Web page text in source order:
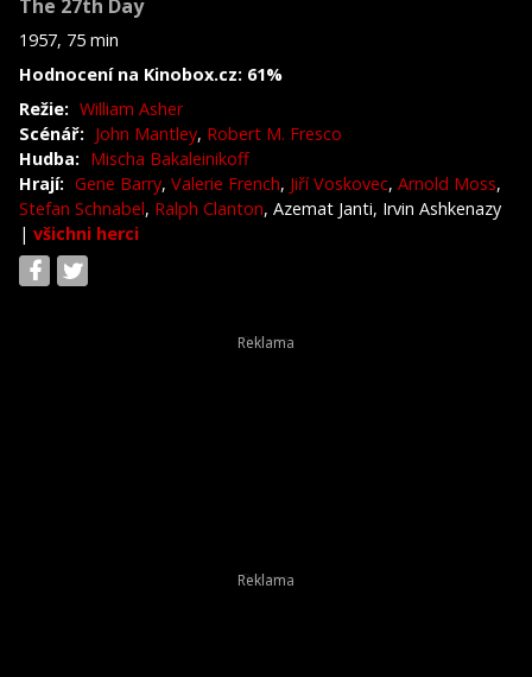
The 27th Day
1957, 75 min
Hodnocení na Kinobox.cz: 61%
Režie: William Asher
Scénář: John Mantley, Robert M. Fresco
Hudba: Mischa Bakaleinikoff
Hrají: Gene Barry, Valerie French, Jiří Voskovec, Arnold Moss,
Stefan Schnabel, Ralph Clanton, Azemat Janti, Irvin Ashkenazy
| všichni herci